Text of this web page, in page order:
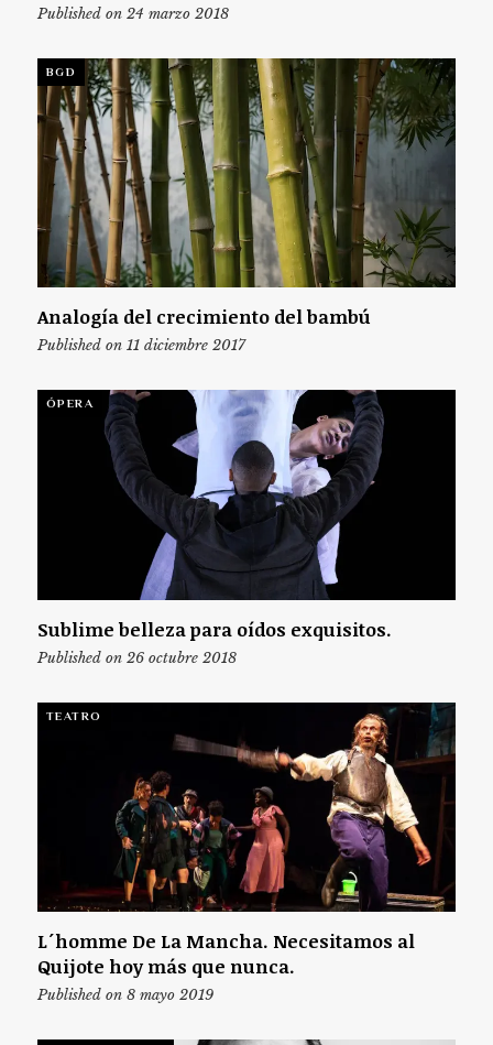
Published on 24 marzo 2018
BGD
Analogía del crecimiento del bambú
Published on 11 diciembre 2017
ÓPERA
Sublime belleza para oídos exquisitos.
Published on 26 octubre 2018
TEATRO
L´homme De La Mancha. Necesitamos al
Quijote hoy más que nunca.
Published on 8 mayo 2019